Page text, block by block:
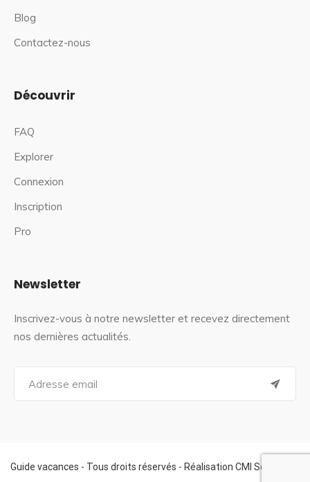
Blog
Contactez-nous
Découvrir
FAQ
Explorer
Connexion
Inscription
Pro
Newsletter
Inscrivez-vous à notre newsletter et recevez directement
nos dernières actualités.
a
f
o
Guide vacances - Tous droits réservés - Réalisation CMI Services